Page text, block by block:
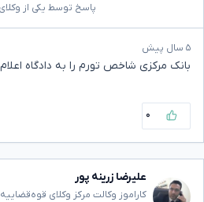
پاسخ توسط یکی از وکلای
۵ سال پیش
بانک مرکزی شاخص تورم را به دادگاه
۰
علیرضا زرینه پور
کاراموز وکالت مرکز وکلای قوه‌قضاییه